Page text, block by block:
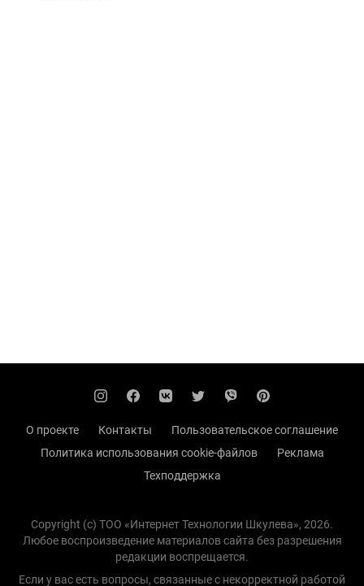
О проекте Контакты
Пользовательское соглашение
Политика использования cookie-файлов
Реклама
Техподдержка
Copyright (с) TOO «Интернет Технологии Шкулева», 2026.
Любое воспроизведение материалов сайта без разрешения
редакции воспрещается.
Если у вас есть вопросы, связанные с некорректной работой